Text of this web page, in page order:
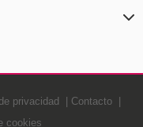
privacidad
Contacto
cookies